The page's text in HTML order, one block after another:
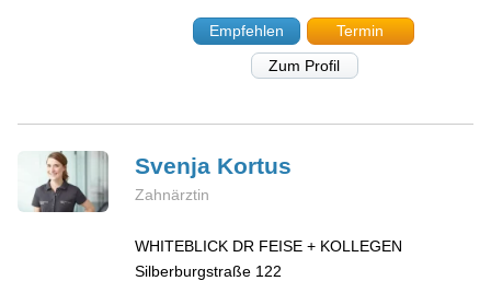
Empfehlen
Termin
Zum Profil
Svenja Kortus
Zahnärztin
WHITEBLICK DR FEISE + KOLLEGEN
Silberburgstraße 122